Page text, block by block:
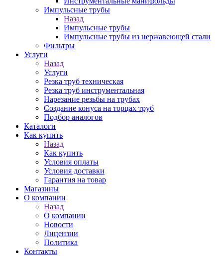
Импульсные трубы
Назад
Импульсные трубы
Импульсные трубы из нержавеющей стали
Фильтры
Услуги
Назад
Услуги
Резка труб техническая
Резка труб инструментальная
Нарезание резьбы на трубах
Создание конуса на торцах труб
Подбор аналогов
Каталоги
Как купить
Назад
Как купить
Условия оплаты
Условия доставки
Гарантия на товар
Магазины
О компании
Назад
О компании
Новости
Лицензии
Политика
Контакты